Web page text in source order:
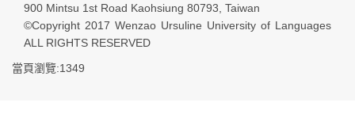
900 Mintsu 1st Road Kaohsiung 80793, Taiwan
©Copyright 2017 Wenzao Ursuline University of Languages
ALL RIGHTS RESERVED
當頁瀏覽:1349